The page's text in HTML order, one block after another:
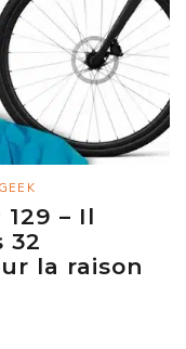
– Il
32
la raison